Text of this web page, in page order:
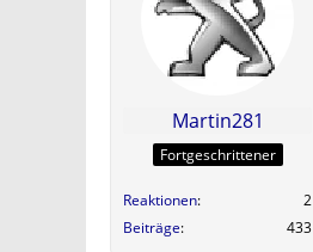
Martin281
Fortgeschrittener
Reaktionen
2
Beiträge
433